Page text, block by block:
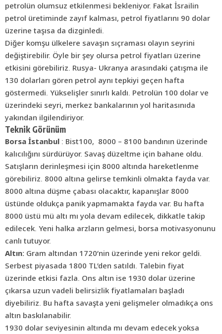
petrolün olumsuz etkilenmesi bekleniyor. Fakat İsrailin
petrol üretiminde zayıf kalması, petrol fiyatlarını 90 dolar
üzerine taşısa da dizginledi.
Diğer komşu ülkelere savaşın sıçraması olayın seyrini
değiştirebilir. Öyle bir şey olursa petrol fiyatları üzerine
etkisini görebiliriz. Rusya- Ukranya arasındaki çatışma ile
130 dolarları gören petrol aynı tepkiyi geçen hafta
göstermedi. Yükselişler sınırlı kaldı. Petrolün 100 dolar ve
üzerindeki seyri, merkez bankalarının yol haritasınıda
yakından ilgilendiriyor.
Teknik Görünüm
Borsa İstanbul : Bist100, 8000 – 8100 bandının üzerinde
kalıcılığını sürdürüyor. Savaş düzeltme için bahane oldu.
Satışların derinleşmesi için 8000 altında hareketlenme
görebiliriz. 8000 altına gelirse temkinli olmakta fayda var.
8000 altına düşme çabası olacaktır, kapanışlar 8000
üstünde oldukça panik yapmamakta fayda var. Bu hafta
8000 üstü mü altı mı yola devam edilecek, dikkatle takip
edilecek. Yeni halka arzların gelmesi, borsa motivasyonunu
canlı tutuyor.
Altın: Gram altından 1720’nin üzerinde yeni rekor geldi.
Serbest piyasada 1800 TL’den satıldı. Talebin fiyat
üzerinde etkisi fazla. Ons altın ise 1930 dolar üzerine
çıkarsa uzun vadeli belirsizlik fiyatlamaları başladı
diyebiliriz. Bu hafta savaşta yeni gelişmeler olmadıkça ons
altın baskılanabilir.
1930 dolar seviyesinin altında mı devam edecek yoksa